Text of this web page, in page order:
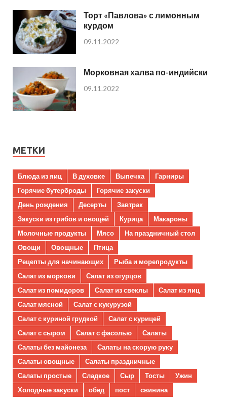
Торт «Павлова» с лимонным
курдом
09.11.2022
Морковная халва по-индийски
09.11.2022
МЕТКИ
Блюда из яиц В духовке Выпечка
Гарниры
Горячие бутерброды
Горячие закуски
День рождения
Десерты
Завтрак
Закуски из грибов и овощей
Курица
Макароны
Молочные продукты
Мясо
На праздничный стол
Овощи
Овощные
Птица
Рецепты для начинающих
Рыба и морепродукты
Салат из моркови
Салат из огурцов
Салат из помидоров
Салат из свеклы
Салат из яиц
Салат мясной
Салат с кукурузой
Салат с куриной грудкой
Салат с курицей
Салат с сыром
Салат с фасолью
Салаты
Салаты без майонеза
Салаты на скорую руку
Салаты овощные
Салаты праздничные
Салаты простые
Сладкое Сыр Тосты
Ужин
Холодные закуски
обед пост свинина